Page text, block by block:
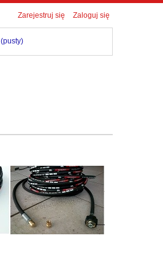
Zarejestruj się Zaloguj się
(pusty)